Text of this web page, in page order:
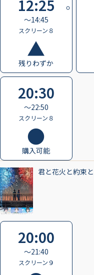
12:25
〜14:45
スクリーン８
残りわずか
20:30
〜22:50
スクリーン８
購入可能
君と花火と約束と
20:00
〜21:40
スクリーン９